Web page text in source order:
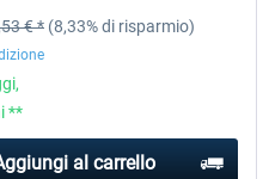
225,54 € *
€ * (8,33% di risparmio)
**
al carrello